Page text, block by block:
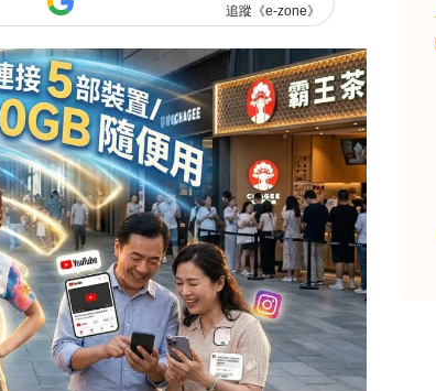
追蹤《e-zone》